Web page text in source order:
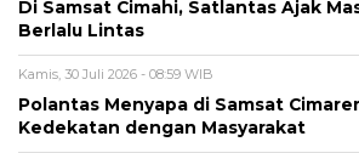
Di Samsat Cimahi, Satlantas Ajak
Berlalu Lintas
Kamis, 30 Juli 2026 - 08:59 WIB
Polantas Menyapa di Samsat
Kedekatan dengan Masyarakat